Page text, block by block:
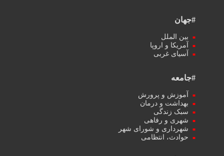
#جهان
بین الملل
آمریکا و اروپا
آسیای غربی
#جامعه
آموزش و پرورش
بهداشت و درمان
سبک زندگی
شهری و رفاهی
شهرداری و شورای شهر
حوادث، انتظامی